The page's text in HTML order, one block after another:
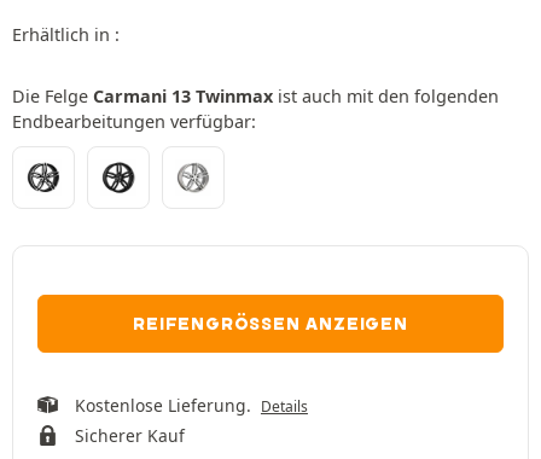
Erhältlich in :
Die Felge Carmani 13 Twinmax ist auch mit den folgenden
Endbearbeitungen verfügbar:
REIFENGRÖSSEN ANZEIGEN
Kostenlose Lieferung. Details
Sicherer Kauf